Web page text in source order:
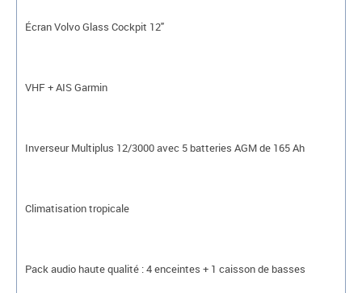
Écran Volvo Glass Cockpit 12"
VHF + AIS Garmin
Inverseur Multiplus 12/3000 avec 5 batteries AGM de 165 Ah
Climatisation tropicale
Pack audio haute qualité : 4 enceintes + 1 caisson de basses